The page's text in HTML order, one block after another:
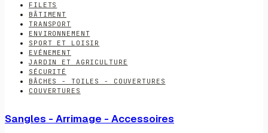
FILETS
BÂTIMENT
TRANSPORT
ENVIRONNEMENT
SPORT ET LOISIR
EVÉNEMENT
JARDIN ET AGRICULTURE
SÉCURITÉ
BÂCHES - TOILES - COUVERTURES
COUVERTURES
Sangles - Arrimage - Accessoires